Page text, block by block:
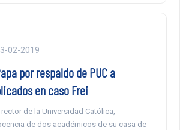
02-2019
por respaldo de PUC a
en caso Frei
de la Universidad Católica,
de dos académicos de su casa de